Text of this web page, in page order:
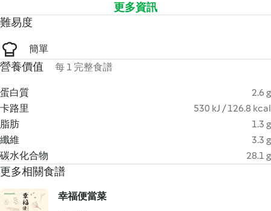
更多資訊
難易度
簡單
營養價值 每 1 完整食譜
蛋白質
2.6 g
卡路里
530 kJ / 126.8 kcal
脂肪
1.3 g
纖維
3.3 g
碳水化合物
28.1 g
更多相關食譜
幸福便當菜